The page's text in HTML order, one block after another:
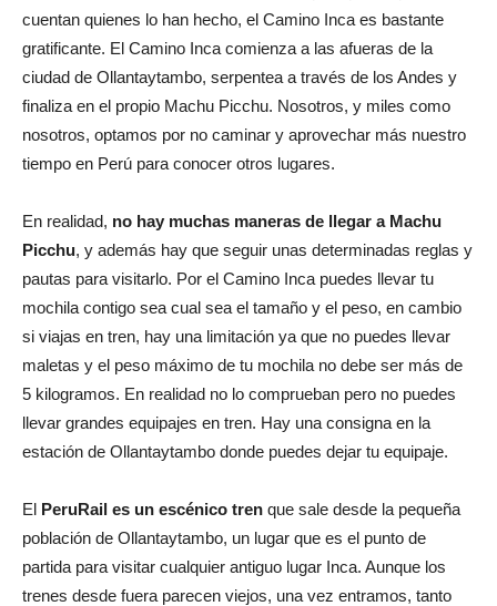
cuentan quienes lo han hecho, el Camino Inca es bastante
gratificante. El Camino Inca comienza a las afueras de la
ciudad de Ollantaytambo, serpentea a través de los Andes y
finaliza en el propio Machu Picchu. Nosotros, y miles como
nosotros, optamos por no caminar y aprovechar más nuestro
tiempo en Perú para conocer otros lugares.
En realidad, no hay muchas maneras de llegar a Machu
Picchu, y además hay que seguir unas determinadas reglas y
pautas para visitarlo. Por el Camino Inca puedes llevar tu
mochila contigo sea cual sea el tamaño y el peso, en cambio
si viajas en tren, hay una limitación ya que no puedes llevar
maletas y el peso máximo de tu mochila no debe ser más de
5 kilogramos. En realidad no lo comprueban pero no puedes
llevar grandes equipajes en tren. Hay una consigna en la
estación de Ollantaytambo donde puedes dejar tu equipaje.
El PeruRail es un escénico tren que sale desde la pequeña
población de Ollantaytambo, un lugar que es el punto de
partida para visitar cualquier antiguo lugar Inca. Aunque los
trenes desde fuera parecen viejos, una vez entramos, tanto